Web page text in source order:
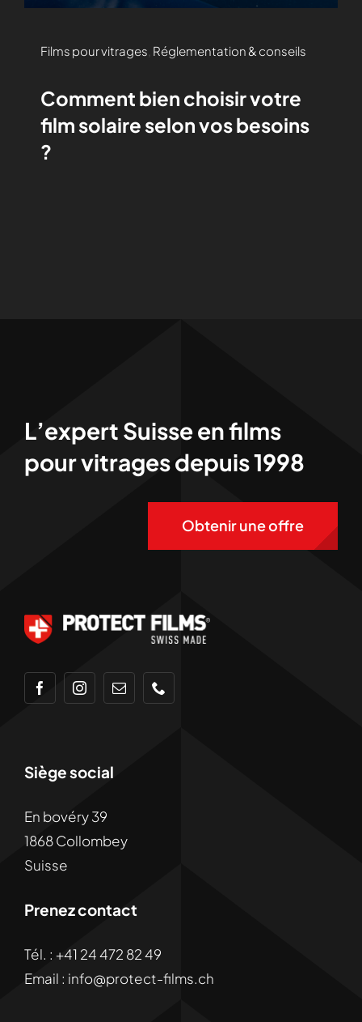
Films pour vitrages Réglementation & conseils
Comment bien choisir votre
film solaire selon vos besoins
?
L’expert Suisse en films
pour vitrages depuis 1998
Obtenir une offre
Siège social
En bovéry 39
1868 Collombey
Suisse
Prenez contact
Tél. : +41 24 472 82 49
Email : info@protect-films.ch